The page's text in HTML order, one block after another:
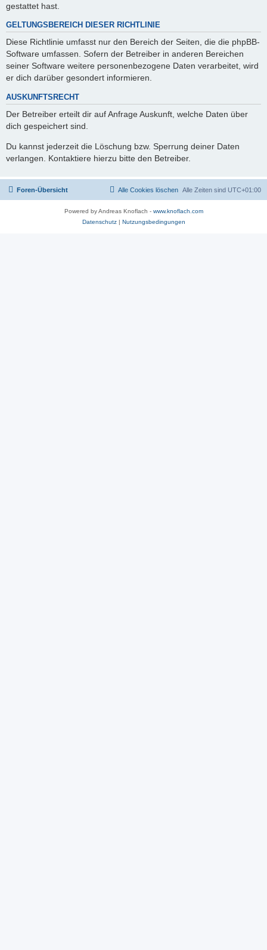
gestattet hast.
GELTUNGSBEREICH DIESER RICHTLINIE
Diese Richtlinie umfasst nur den Bereich der Seiten, die die phpBB-
Software umfassen. Sofern der Betreiber in anderen Bereichen
seiner Software weitere personenbezogene Daten verarbeitet, wird
er dich darüber gesondert informieren.
AUSKUNFTSRECHT
Der Betreiber erteilt dir auf Anfrage Auskunft, welche Daten über
dich gespeichert sind.
Du kannst jederzeit die Löschung bzw. Sperrung deiner Daten
verlangen. Kontaktiere hierzu bitte den Betreiber.
Foren-Übersicht Alle Zeiten sind UTC+01:00
Alle Cookies löschen
Powered by Andreas Knoflach - www.knoflach.com
Datenschutz| Nutzungsbedingungen